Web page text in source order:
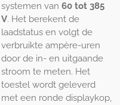
systemen van 60 tot 385
V. Het berekent de
laadstatus en volgt de
verbruikte ampère-uren
door de in- en uitgaande
stroom te meten. Het
toestel wordt geleverd
met een ronde displaykop,